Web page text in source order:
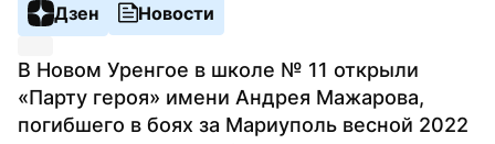
Дзен
Новости
В Новом Уренгое в школе № 11 открыли
«Парту героя» имени Андрея Мажарова,
погибшего в боях за Мариуполь весной 2022